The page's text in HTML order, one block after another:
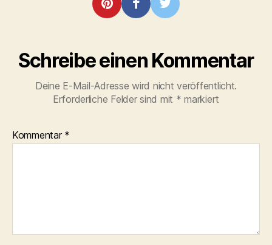
Schreibe einen Kommentar
Deine E-Mail-Adresse wird nicht veröffentlicht.
Erforderliche Felder sind mit * markiert
Kommentar *